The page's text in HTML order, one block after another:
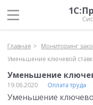
Главная Мониторинг
Уменьшение ключевой
Уменьшение
19.06.2020 Оплата труда
Уменьшение